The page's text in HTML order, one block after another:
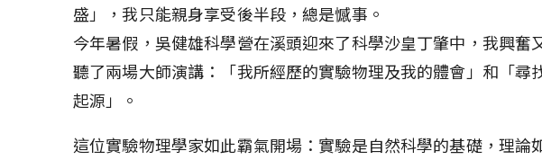
盛」，我只能親身享受後半段，總是憾事。
今年暑假，吳健雄科學營在溪頭迎來了科學沙皇丁肇中，我興奮
聽了兩場大師演講：「我所經歷的實驗物理及我的體會」和「尋
起源」。
這位實驗物理學家如此霸氣開場：實驗是自然科學的基礎，理論